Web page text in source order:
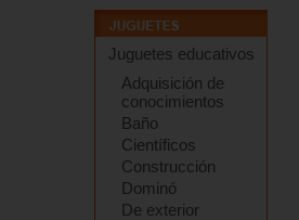
Juguetes educativos
Adquisición de
conocimientos
Baño
Científicos
Construcción
Dominó
De exterior